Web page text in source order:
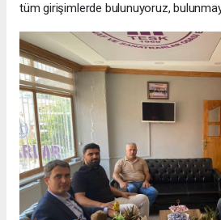
tüm girişimlerde bulunuyoruz,